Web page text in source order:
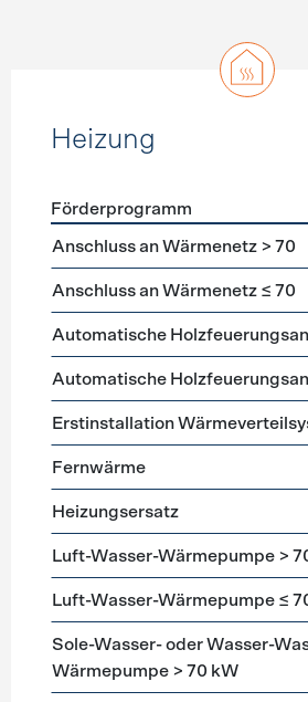
Heizung
Förderprogramme
Förderprogramm
Anschluss an Wärmenetz > 70
Anschluss an Wärmenetz ≤ 70
Automatische
Automatische
Erstinstallation
Fernwärme
Heizungsersatz
Luft-Wasser-Wärmepumpe >
Luft-Wasser-Wärmepumpe ≤
Sole-Wasser- oder Wasser-
Wärmepumpe > 70 kW